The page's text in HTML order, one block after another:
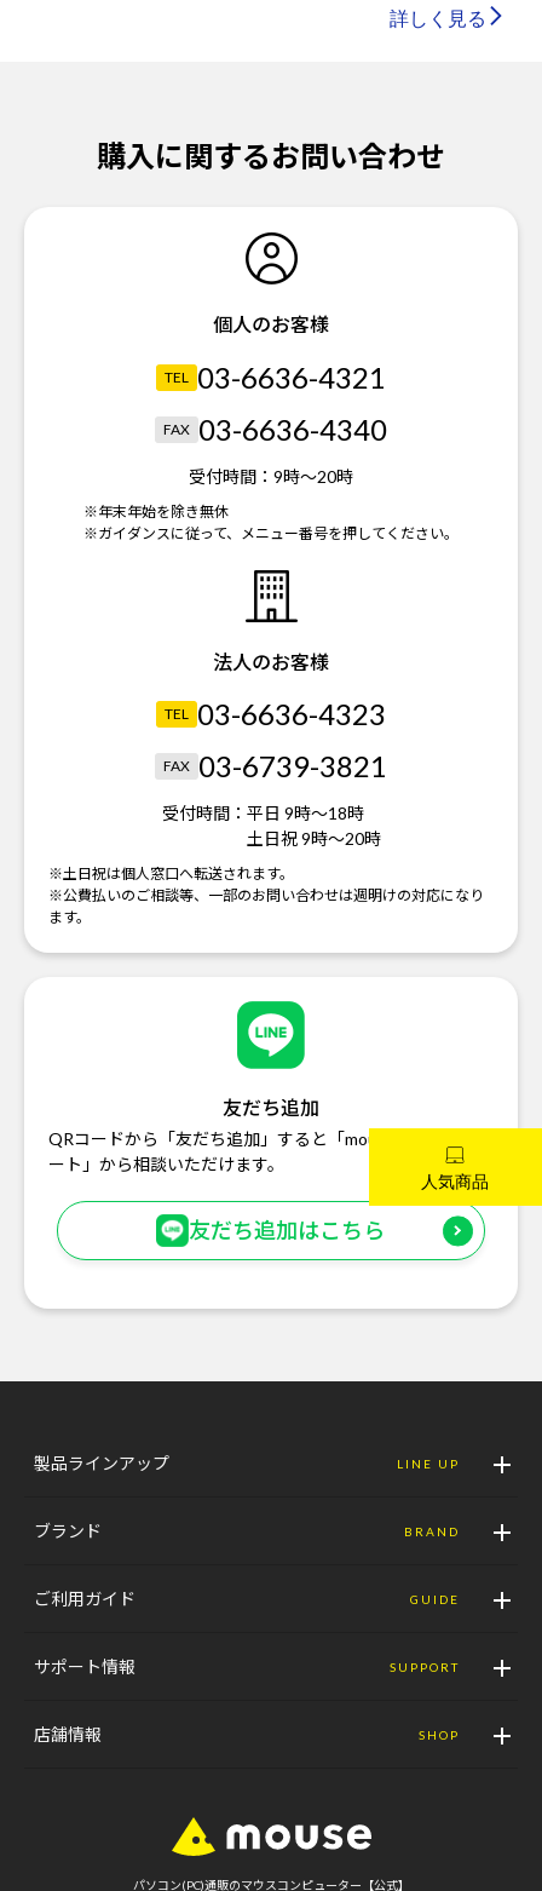
詳しく見る
購入に関するお問い合わせ
個人のお客様
TEL 03-6636-4321
FAX 03-6636-4340
受付時間： 9時～20時
※年末年始を除き無休
※ガイダンスに従って、メニュー番号を押してください。
法人のお客様
TEL 03-6636-4323
FAX 03-6739-3821
受付時間： 平日 9時～18時
土日祝 9時～20時
※土日祝は個人窓口へ転送されます。
※公費払いのご相談等、一部のお問い合わせは週明けの対応になり
ます。
友だち追加
QRコードから「友だち追加」すると「mouse お客様サポ
ート」から相談いただけます。
友だち追加はこちら
製品ラインアップ LINE UP
ブランド BRAND
ご利用ガイド GUIDE
サポート情報 SUPPORT
店舗情報 SHOP
パソコン(PC)通販のマウスコンピューター【公式】